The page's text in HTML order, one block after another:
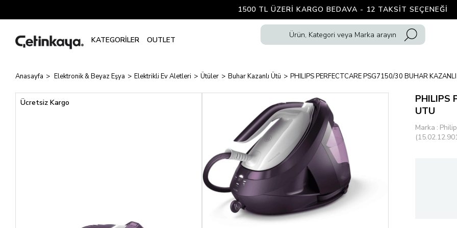
1500 TL ÜZERI KARGO BEDAVA - 12 TAKSIT SEÇENEĞI
Anasayfa Elektronik & Beyaz Eşya Elektrikli Ev Aletleri Ütüler Buhar Kazanlı Ütü PHILIPS PERFECTCARE PSG7150/30 BUHAR
Ücretsiz Kargo
PHILIPS
UTU
Marka :